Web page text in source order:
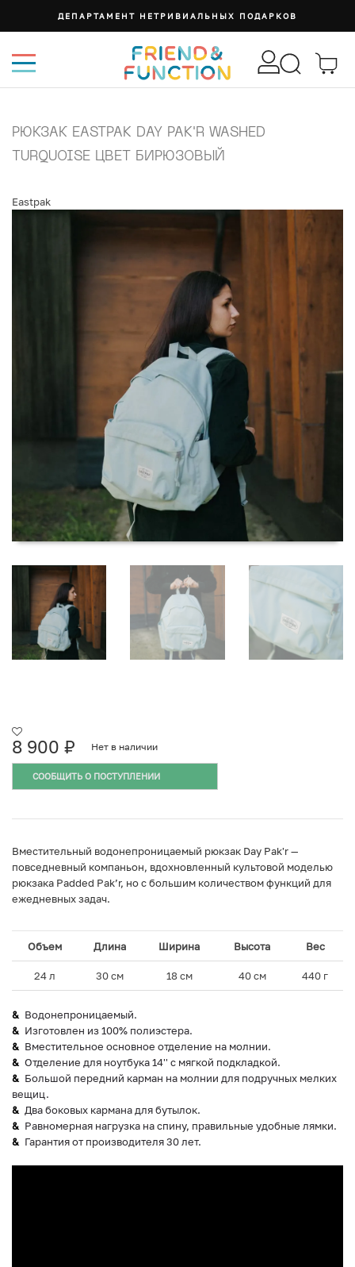
ДЕПАРТАМЕНТ НЕТРИВИАЛЬНЫХ ПОДАРКОВ
РЮКЗАК EASTPAK DAY PAK'R WASHED
TURQUOISE ЦВЕТ БИРЮЗОВЫЙ
Eastpak
8 900 ₽ Нет в наличии
СООБЩИТЬ О ПОСТУПЛЕНИИ
Вместительный водонепроницаемый рюкзак Day Pak'r —
повседневный компаньон, вдохновленный культовой моделью
рюкзака Padded Pak’r, но с большим количеством функций для
ежедневных задач.
Объем Длина Ширина Высота Вес
24 л 30 см 18 см 40 см 440 г
Водонепроницаемый.
Изготовлен из 100% полиэстера.
Вместительное основное отделение на молнии.
Отделение для ноутбука 14'' с мягкой подкладкой.
Большой передний карман на молнии для подручных мелких
вещиц.
Два боковых кармана для бутылок.
Равномерная нагрузка на спину, правильные удобные лямки.
Гарантия от производителя 30 лет.